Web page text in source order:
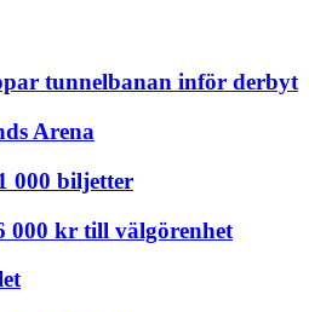
tunnelbanan inför derbyt
Arena
000 biljetter
000 kr till välgörenhet